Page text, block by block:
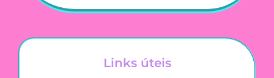
Links úteis